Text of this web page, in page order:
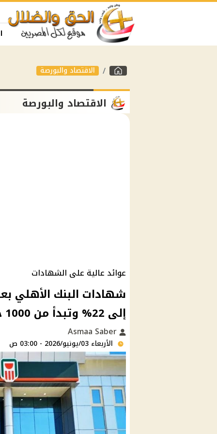
الاقتصاد والبورصة
الاقتصاد والبورصة
عوائد عالية على الشهادات
شهادات البنك الأهلي
إلى 22% وتبدأ من 1000 جنيه
الأربعاء 03/يونيو/2026 - 03:00 ص